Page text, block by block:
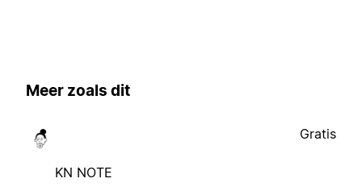
Meer zoals dit
KN NOTE
Gratis